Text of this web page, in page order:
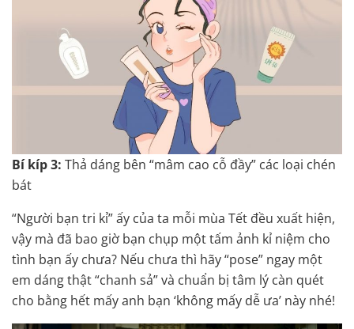
Bí kíp 3: Thả dáng bên “mâm cao cỗ đầy” các loại chén
bát
“Người bạn tri kỉ” ấy của ta mỗi mùa Tết đều xuất hiện,
vậy mà đã bao giờ bạn chụp một tấm ảnh kỉ niệm cho
tình bạn ấy chưa? Nếu chưa thì hãy “pose” ngay một
em dáng thật “chanh sả” và chuẩn bị tâm lý càn quét
cho bằng hết mấy anh bạn ‘không mấy dễ ưa’ này nhé!